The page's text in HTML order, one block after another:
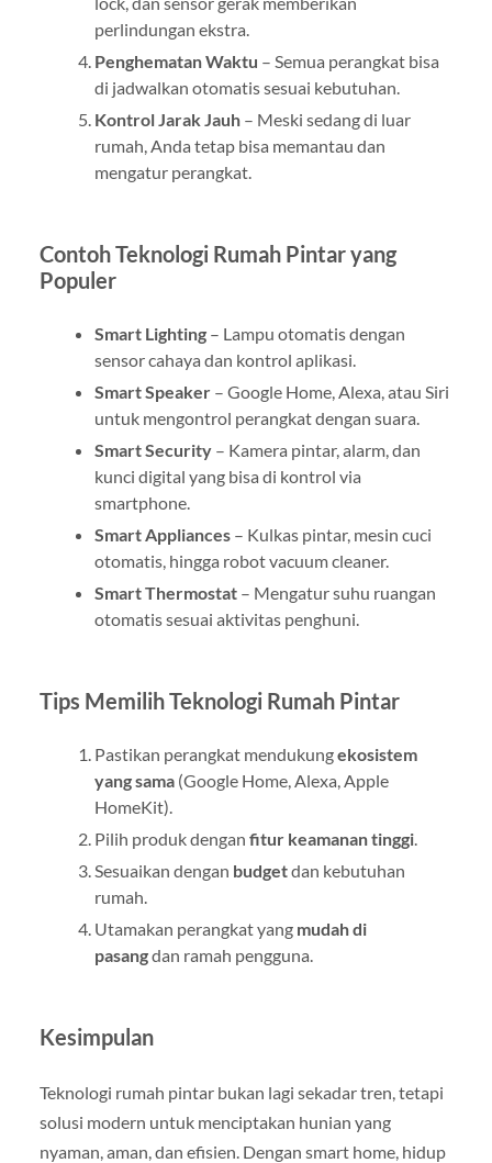
perlindungan ekstra.
Penghematan Waktu – Semua perangkat bisa
di jadwalkan otomatis sesuai kebutuhan.
Kontrol Jarak Jauh– Meski sedang di luar
rumah, Anda tetap bisa memantau dan
mengatur perangkat.
Contoh Teknologi Rumah Pintar yang
Populer
Smart Lighting– Lampu otomatis dengan
sensor cahaya dan kontrol aplikasi.
Smart Speaker– Google Home, Alexa, atau Siri
untuk mengontrol perangkat dengan suara.
Smart Security– Kamera pintar, alarm, dan
kunci digital yang bisa di kontrol via
smartphone.
Smart Appliances– Kulkas pintar, mesin cuci
otomatis, hingga robot vacuum cleaner.
Smart Thermostat– Mengatur suhu ruangan
otomatis sesuai aktivitas penghuni.
Tips Memilih Teknologi Rumah Pintar
Pastikan perangkat mendukungekosistem
yang sama(Google Home, Alexa, Apple
HomeKit).
Pilih produk dengan fitur keamanan tinggi.
Sesuaikan dengan budgetdan kebutuhan
rumah.
Utamakan perangkat yang mudah di
pasangdan ramah pengguna.
Kesimpulan
Teknologi rumah pintar bukan lagi sekadar tren, tetapi
solusi modern untuk menciptakan hunian yang
nyaman, aman, dan efisien. Dengan smart home, hidup